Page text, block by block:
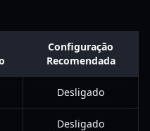
Configuração
Recomendada
Desligado
Desligado